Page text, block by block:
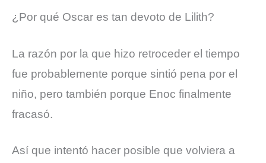
¿Por qué Oscar es tan devoto de Lilith?
La razón por la que hizo retroceder el tiempo
fue probablemente porque sintió pena por el
niño, pero también porque Enoc finalmente
fracasó.
Así que intentó hacer posible que volviera a